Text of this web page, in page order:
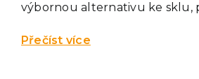
výbornou alternativu ke sklu,
Přečíst více